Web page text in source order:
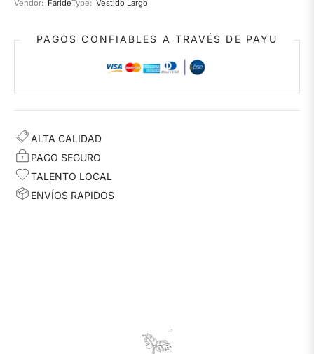
Vendor: FarideType: Vestido Largo
PAGOS CONFIABLES A TRAVÉS DE PAYU
ALTA CALIDAD
PAGO SEGURO
TALENTO LOCAL
ENVÍOS RAPIDOS